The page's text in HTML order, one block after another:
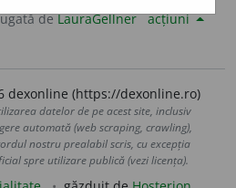
deLauraGellner acțiuni
dexonline (https://dexonline.ro)
datelor de pe acest site, inclusiv
automată (web scraping, crawling),
nostru prealabil scris, cu excepția
spre utilizare publică (vezi licența).